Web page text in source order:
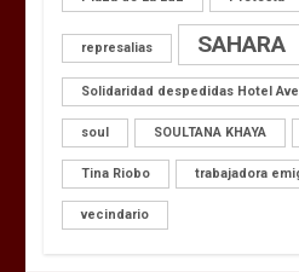
represalias SAHARA
Solidaridad despedidas Hotel
soul SOULTANA KHAYA
Tina Riobo trabajadora
vecindario